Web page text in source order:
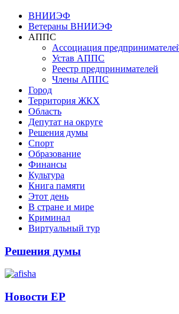
ВНИИЭФ
Ветераны ВНИИЭФ
АППС
Ассоциация
Устав АППС
Реестр предпринимателей
Члены АППС
Город
Территория ЖКХ
Область
Депутат на округе
Решения думы
Спорт
Образование
Финансы
Культура
Книга памяти
Этот день
В стране и мире
Криминал
Виртуальный тур
Решения думы
Новости ЕР